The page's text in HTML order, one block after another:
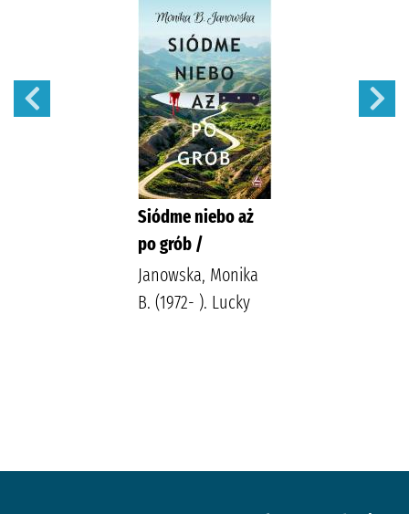
Siódme niebo aż
po grób /
Janowska, Monika
B. (1972- ). Lucky